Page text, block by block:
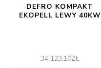
DEFRO KOMPAKT
EKOPELL LEWY 40KW
34 123,10ZŁ